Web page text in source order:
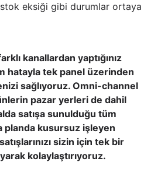
eksiği gibi durumlar ortaya
kanallardan yaptığınız
hatayla tek panel üzerinden
sağlıyoruz. Omni-channel
pazar yerleri de dahil
satışa sunulduğu tüm
planda kusursuz işleyen
sizin için tek bir
kolaylaştırıyoruz.